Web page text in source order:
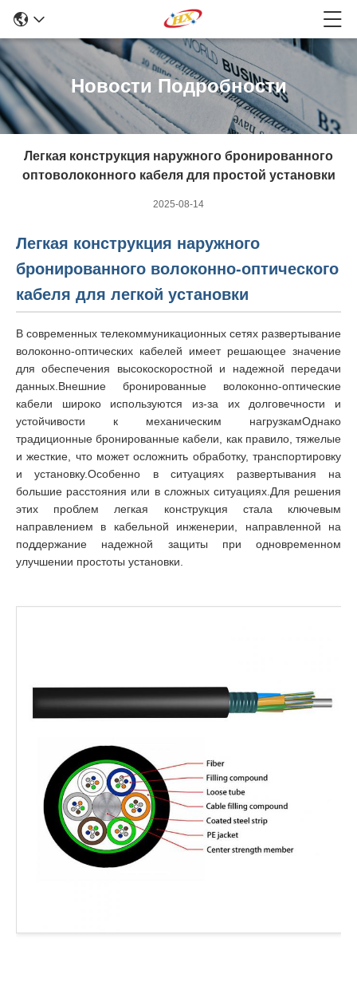
Новости Подробности
Легкая конструкция наружного бронированного
оптоволоконного кабеля для простой установки
2025-08-14
Легкая конструкция наружного
бронированного волоконно-оптического
кабеля для легкой установки
В современных телекоммуникационных сетях развертывание
волоконно-оптических кабелей имеет решающее значение
для обеспечения высокоскоростной и надежной передачи
данных.Внешние бронированные волоконно-оптические
кабели широко используются из-за их долговечности и
устойчивости к механическим нагрузкамОднако
традиционные бронированные кабели, как правило, тяжелые
и жесткие, что может осложнить обработку, транспортировку
и установку.Особенно в ситуациях развертывания на
большие расстояния или в сложных ситуациях.Для решения
этих проблем легкая конструкция стала ключевым
направлением в кабельной инженерии, направленной на
поддержание надежной защиты при одновременном
улучшении простоты установки.